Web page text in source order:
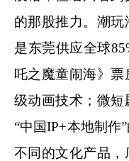
的那股推力。潮
是东莞供应全球
吒之魔童闹海》
级动画技术；微
“中国IP+本地制作
不同的文化产品